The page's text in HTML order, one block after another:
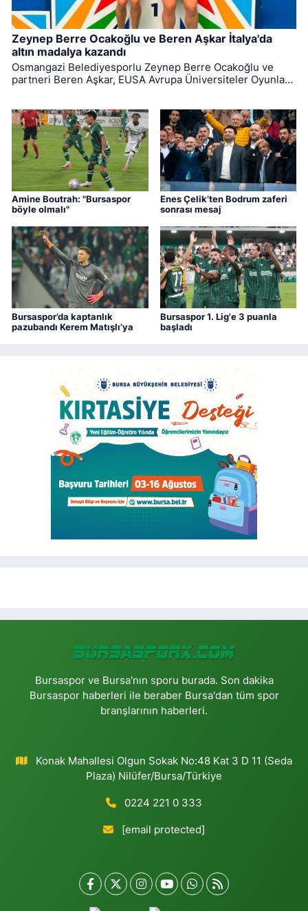
Zeynep Berre Ocakoğlu ve Beren Aşkar İtalya'da
altın madalya kazandı
Osmangazi Belediyesporlu Zeynep Berre Ocakoğlu ve
partneri Beren Aşkar, EUSA Avrupa Üniversiteler Oyunları
Amine Boutrah: "Bursaspor
böyle olmalı"
Enes Çelik’ten Bodrum zaferi
sonrası mesaj
Bursaspor’da kaptanlık
pazubandı Kerem Matışlı’ya
Bursaspor 1. Lig'e 3 puanla
başladı
Bursaspor ve Bursa'nın sporu burada. Son dakika
Bursaspor haberleri ile beraber Bursa'dan tüm spor
branşlarının haberleri.
Konak Mahallesi Olgun Sokak No:48 Kat 3 D 11 (Seda
Plaza) Nilüfer/Bursa/Türkiye
0224 221 0 333
[email protected]